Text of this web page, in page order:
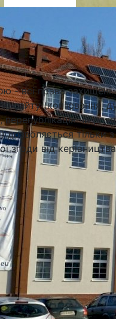
та Бізнесу Vistula
University)
Варшава, Польща
Підібрати університет
- всі права
сайту (копіювання,
перепублікація чи
дозволяється тільки
згоди від